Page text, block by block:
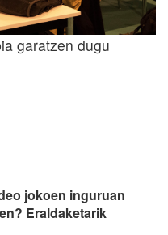
garatzen dugu
jokoen inguruan
Eraldaketarik